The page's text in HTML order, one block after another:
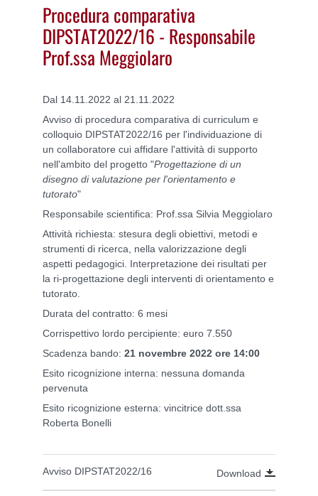
Procedura comparativa
DIPSTAT2022/16 - Responsabile
Prof.ssa Meggiolaro
Dal 14.11.2022 al 21.11.2022
Avviso di procedura comparativa di curriculum e
colloquio DIPSTAT2022/16 per l'individuazione di
un collaboratore cui affidare l'attività di supporto
nell'ambito del progetto "Progettazione di un
disegno di valutazione per l'orientamento e
tutorato"
Responsabile scientifica: Prof.ssa Silvia Meggiolaro
Attività richiesta: stesura degli obiettivi, metodi e
strumenti di ricerca, nella valorizzazione degli
aspetti pedagogici. Interpretazione dei risultati per
la ri-progettazione degli interventi di orientamento e
tutorato.
Durata del contratto: 6 mesi
Corrispettivo lordo percipiente: euro 7.550
Scadenza bando: 21 novembre 2022 ore 14:00
Esito ricognizione interna: nessuna domanda
pervenuta
Esito ricognizione esterna: vincitrice dott.ssa
Roberta Bonelli
Avviso DIPSTAT2022/16 Download